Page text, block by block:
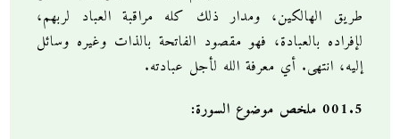
طريق الهالكين، ومدار ذلك كله مراقبة العباد لربهم،
لإفراده بالعبادة، فهو مقصود الفاتحة بالذات وغيره وسائل
إليه، انتهى. أي معرفة الله لأجل عبادته.
001.5 ملخص موضوع السورة: